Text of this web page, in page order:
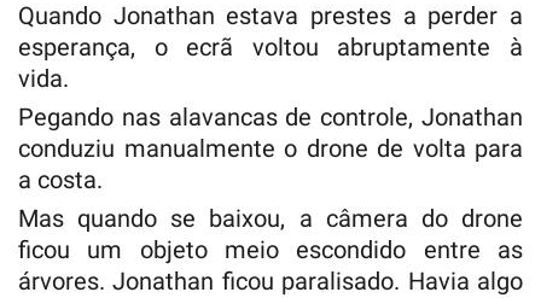
Quando Jonathan estava prestes a perder a
esperança, o ecrã voltou abruptamente à
vida.
Pegando nas alavancas de controle, Jonathan
conduziu manualmente o drone de volta para
a costa.
Mas quando se baixou, a câmera do drone
ficou um objeto meio escondido entre as
árvores. Jonathan ficou paralisado. Havia algo